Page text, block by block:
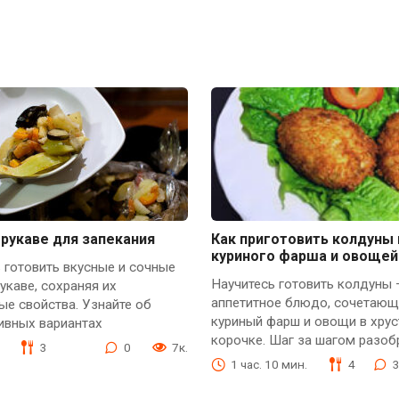
для запекания
готовить вкусные и сочные
сохраняя их
свойства. Узнайте об
вариантах
3 0 7к.
Как приготовить колдуны
куриного фарша и овощей
Научитесь готовить колдуны
аппетитное блюдо,
куриный фарш и овощи в
корочке. Шаг за шагом
1 час. 10 мин. 4 3